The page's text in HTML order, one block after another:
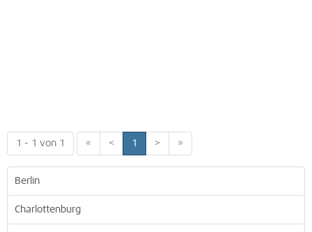
1 - 1 von 1 « < 1 > »
Berlin
Charlottenburg